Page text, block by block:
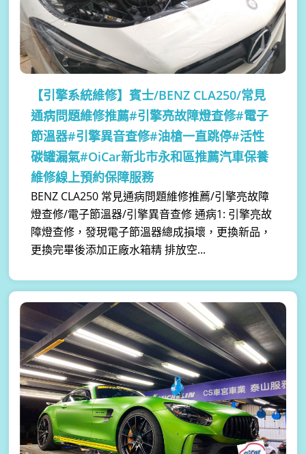
【引擎系統維修】賓士/BENZ CLA250/常見
通病問題維修推薦#引擎亮故障燈查修#電子
節溫器#引擎異音查修#油槍一直跳停#活性
碳罐漏氣#OiCar新北市永和區推薦汽車保養
維修線上預約保障服務
BENZ CLA250 常見通病問題維修推薦/引擎亮故障
燈查修/電子節溫器/引擎異音查修 通病1: 引擎亮故
障燈查修，發現電子節溫器總成損壞，更換新品，
更換完畢後添加正廠水箱精 排放空...